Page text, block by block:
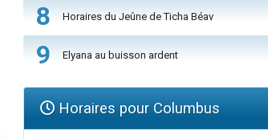
8 Horaires du Jeûne de Ticha Béav
9 Elyana au buisson ardent
Horaires pour Columbus